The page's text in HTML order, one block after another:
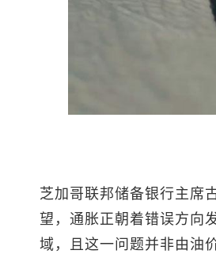
芝加哥联邦储备银行主席
望，通胀正朝着错误方向
域，且这一问题并非由油